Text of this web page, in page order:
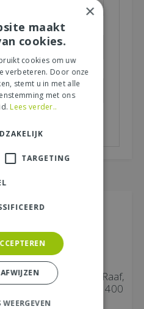
*
*
Douglas Topvision Raaf,
298 x 298 en luifel 400
cm, transpa…
×
maakt
cookies.
cookies om uw
verbeteren. Door onze
stemt u in met alle
met ons
Lees verder..
TARGETING
WEERGEVEN